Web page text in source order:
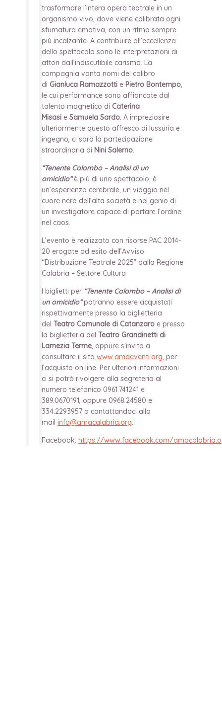
trasformare l’intera opera teatrale in un
organismo vivo, dove viene calibrata ogni
sfumatura emotiva, con un ritmo sempre
più incalzante. A contribuire all’eccellenza
dello spettacolo sono le interpretazioni di
attori dall’indiscutibile carisma. La
compagnia vanta nomi del calibro
di Gianluca Ramazzotti e Pietro Bontempo,
le cui performance sono affiancate dal
talento magnetico di Caterina
Misasi e Samuela Sardo. A impreziosire
ulteriormente questo affresco di lussuria e
ingegno, ci sarà la partecipazione
straordinaria di Nini Salerno.
“Tenente Colombo – Analisi di un
omicidio”è più di uno spettacolo, è
un’esperienza cerebrale, un viaggio nel
cuore nero dell’alta società e nel genio di
un investigatore capace di portare l’ordine
nel caos.
L’evento è realizzato con risorse PAC 2014-
20 erogate ad esito dell’Avviso
“Distribuzione Teatrale 2025” dalla Regione
Calabria – Settore Cultura
I biglietti per “Tenente Colombo – Analisi di
un omicidio”potranno essere acquistati
rispettivamente presso la biglietteria
del Teatro Comunale di Catanzaro e presso
la biglietteria del Teatro Grandinetti di
Lamezia Terme, oppure s’invita a
consultare il sito www.amaeventi.org, per
l’acquisto on line. Per ulteriori informazioni
ci si potrà rivolgere alla segreteria al
numero telefonico 0961.741241 e
389.0670191, oppure 0968.24580 e
334.2293957 o contattandoci alla
mail info@amacalabria.org.
Facebook: https://www.facebook.com/amacalabria.o